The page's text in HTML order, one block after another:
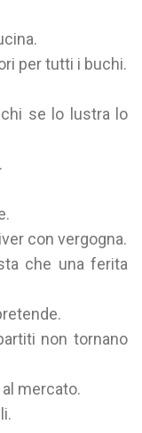
per tutti i buchi.
chi se lo lustra lo
con vergogna.
che una ferita
non tornano
mercato.